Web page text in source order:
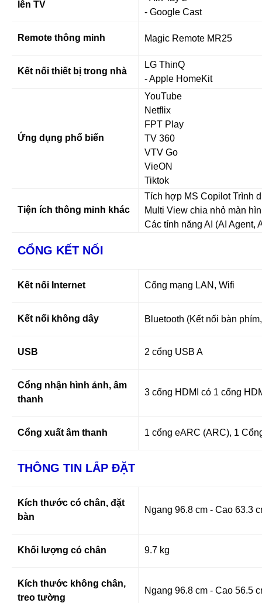
lên TV
- Google Cast
Remote thông minh Magic Remote MR25
Kết nối thiết bị trong nhà
LG ThinQ
- Apple HomeKit
Ứng dụng phổ biến
YouTube
Netflix
FPT Play
TV 360
VTV Go
VieON
Tiktok
Tiện ích thông minh khác
Tích hợp MS Copilot Trình
Multi View chia nhỏ màn
Các tính năng AI (AI Agent,
CỔNG KẾT NỐI
Kết nối Internet Cổng mạng LAN, Wifi
Kết nối không dây Bluetooth (Kết nối bàn
USB 2 cổng USB A
Cổng nhận hình ảnh, âm
thanh
3 cổng HDMI có 1 cổng
Cổng xuất âm thanh 1 cổng eARC (ARC), 1
THÔNG TIN LẮP ĐẶT
Kích thước có chân, đặt
bàn
Ngang 96.8 cm - Cao 63.3
Khối lượng có chân 9.7 kg
Kích thước không chân,
treo tường
Ngang 96.8 cm - Cao 56.5